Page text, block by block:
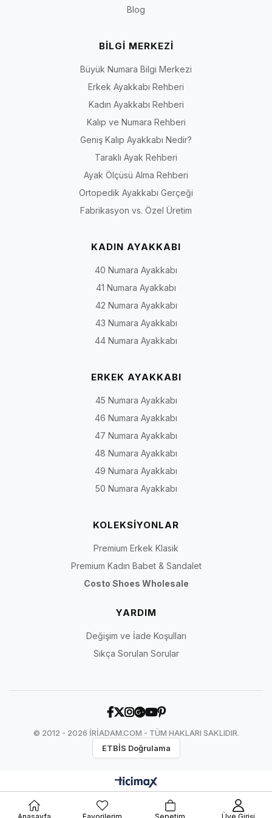
İlgili numara sayfalarına hızlıca ulaşmak için aşağıdaki bağlantıları
40 Numara Kadın Ayakkabı
41 Numara Kadın Ayakkabı
42 Numara Kadın Ayakkabı
43 Numara Kadın Ayakkabı
44 Numara Kadın Ayakkabı
Blog
BİLGİ MERKEZİ
Büyük Numara Bilgi Merkezi
Erkek Ayakkabı Rehberi
Kadın Ayakkabı Rehberi
Kalıp ve Numara Rehberi
Geniş Kalıp Ayakkabı Nedir?
Taraklı Ayak Rehberi
Ayak Ölçüsü Alma Rehberi
Ortopedik Ayakkabı Gerçeği
Fabrikasyon vs. Özel Üretim
KADIN AYAKKABI
40 Numara Ayakkabı
41 Numara Ayakkabı
42 Numara Ayakkabı
43 Numara Ayakkabı
44 Numara Ayakkabı
ERKEK AYAKKABI
45 Numara Ayakkabı
46 Numara Ayakkabı
47 Numara Ayakkabı
48 Numara Ayakkabı
49 Numara Ayakkabı
50 Numara Ayakkabı
KOLEKSİYONLAR
Premium Erkek Klasik
Premium Kadın Babet & Sandalet
Costo Shoes Wholesale
YARDIM
Değişim ve İade Koşulları
Sıkça Sorulan Sorular
© 2012 - 2026 İRİADAM.COM - TÜM HAKLARI SAKLIDIR.
ETBİS Doğrulama